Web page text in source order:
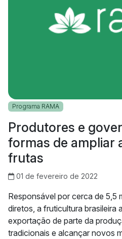
Programa RAMA
Produtores e
formas de ampliar
frutas
01 de fevereiro de 2022
Responsável por cerca de 5,5
diretos, a fruticultura brasileira
exportação de parte da
tradicionais e alcançar novos